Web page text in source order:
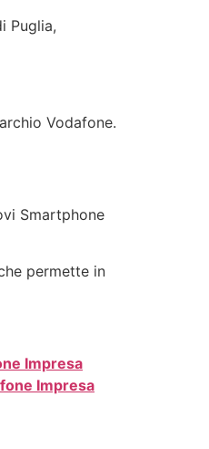
Puglia,
Vodafone.
Smartphone
permette in
Impresa
Impresa